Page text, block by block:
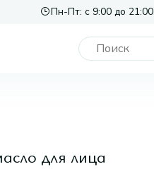
Пн-Пт: с 9:00 до
для лица